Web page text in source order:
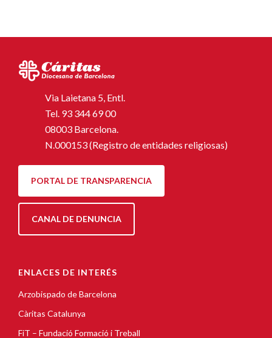
Via Laietana 5, Entl.
Tel. 93 344 69 00
08003 Barcelona.
N.000153 (Registro de entidades religiosas)
PORTAL DE TRANSPARENCIA
CANAL DE DENUNCIA
ENLACES DE INTERÉS
Arzobispado de Barcelona
Càritas Catalunya
FiT – Fundació Formació i Treball